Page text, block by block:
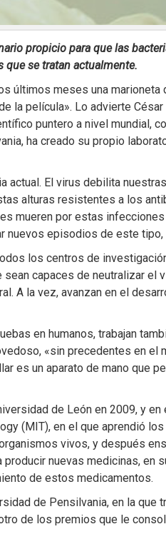
propicio para que las
se tratan actualmente.
últimos meses una
la película». Lo advierte
puntero a nivel mundial,
ha creado su propio
actual. El virus debilita
alturas resistentes a los
mueren por estas
nuevos episodios de este
los centros de
capaces de neutralizar el
A la vez, avanzan en el
en humanos, trabajan
«sin precedentes en el
es un aparato de mano que
de León en 2009, y
(MIT), en el que aprendió
vivos, y después
nuevas medicinas,
de estos medicamentos.
de Pensilvania, en la que
de los premios que le